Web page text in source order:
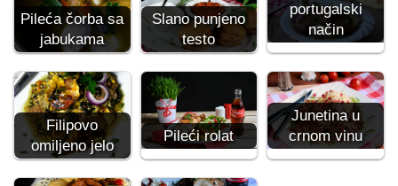
Pileća čorba sa
jabukama
Slano punjeno
testo
portugalski
način
Filipovo
omiljeno jelo
Pileći rolat
Junetina u
crnom vinu